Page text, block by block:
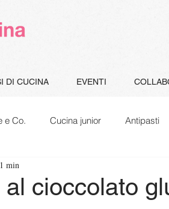
DI CUCINA EVENTI
e Co. Cucina junior Antipasti
Gluten Free
cioccolato
min